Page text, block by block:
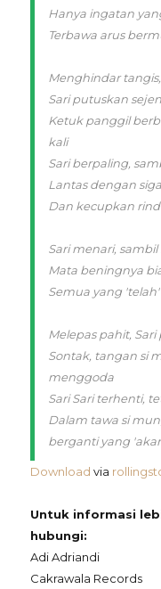
Hanya ingatan
Terbawa arus
Menghindar tangis,
Sari putuskan
Ketuk panggil
kali
Sari berpaling,
Lantas dengan
Dan kecupkan
Sari menari,
Mata beningnya
Semua yang
Melepas pahit,
Sontak, tangan si
menggoda
Sari Sari terhenti,
Dalam tawa si
berganti yang
Download via
Untuk informasi
hubungi:
Adi Adriandi
Cakrawala Records